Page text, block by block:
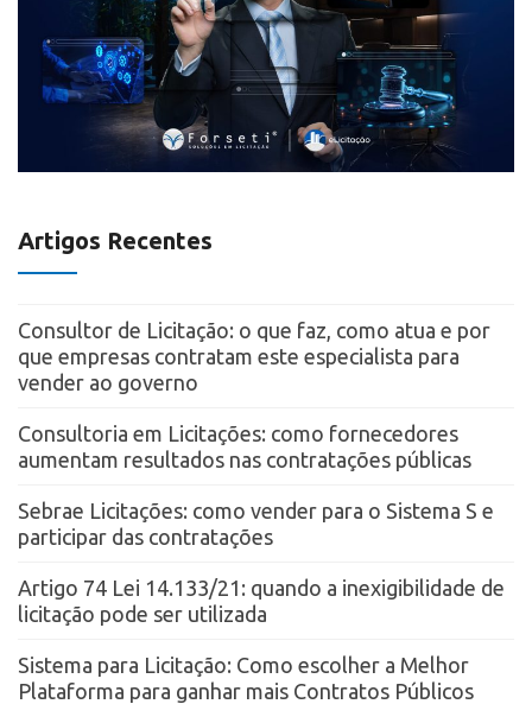
Artigos Recentes
Consultor de Licitação: o que faz, como atua e por
que empresas contratam este especialista para
vender ao governo
Consultoria em Licitações: como fornecedores
aumentam resultados nas contratações públicas
Sebrae Licitações: como vender para o Sistema S e
participar das contratações
Artigo 74 Lei 14.133/21: quando a inexigibilidade de
licitação pode ser utilizada
Sistema para Licitação: Como escolher a Melhor
Plataforma para ganhar mais Contratos Públicos